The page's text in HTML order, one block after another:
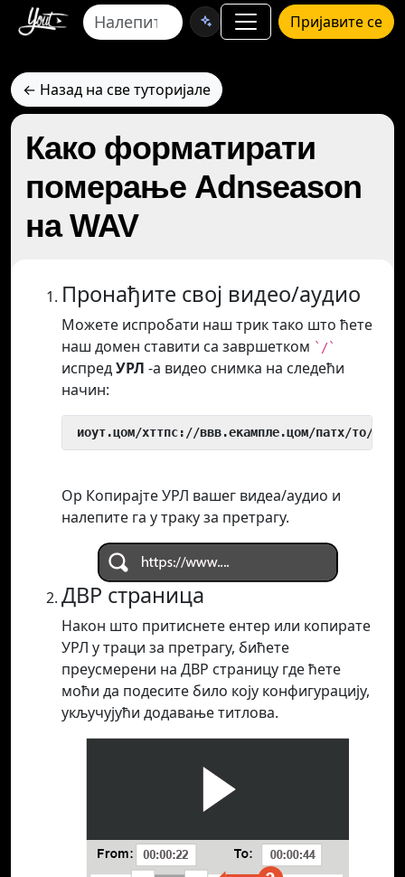
Пријавите се
← Назад на све туторијале
Како форматирати
померање Adnseason
на WAV
Пронађите свој видео/аудио
Можете испробати наш трик тако што ћете
наш домен ставити са завршетком `/`
испредУРЛ -а видео снимка на следећи
начин:
иоут.цом/хттпс://ввв.екампле.цом/патх/то/
Ор Копирајте УРЛ вашег видеа/аудио и
налепите га у траку за претрагу.
ДВР страница
Након што притиснете ентер или копирате
УРЛ у траци за претрагу, бићете
преусмерени на ДВР страницу где ћете
моћи да подесите било коју конфигурацију,
укључујући додавање титлова.